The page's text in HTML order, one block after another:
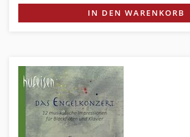
IN DEN WARENKORB